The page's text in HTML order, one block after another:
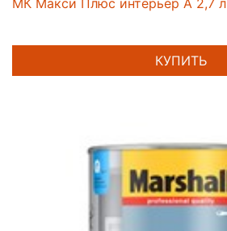
МК Макси Плюс интерьер А 2,7 л
КУПИТЬ